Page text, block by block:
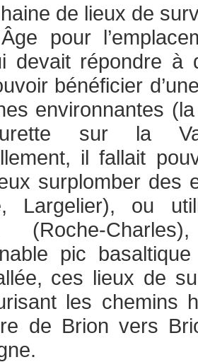
de lieux de
pour
devait répondre à
bénéficier
environnantes
sur la
il fallait
surplomber des
Largelier), ou
(Roche-
pic
ces lieux de
les chemins
de Brion vers